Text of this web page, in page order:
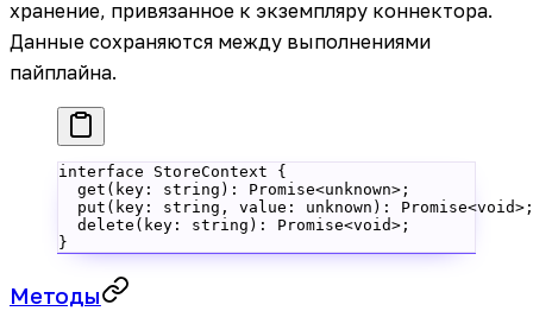
хранение, привязанное к экземпляру коннектора.
Данные сохраняются между выполнениями
пайплайна.
interface StoreContext {
  get
( key : string ) : Promise<unknown>;
  put
( key : string , value : unknown ) : Promise<void>;
  delete
( key : string ) : Promise<void>;
}
Методы